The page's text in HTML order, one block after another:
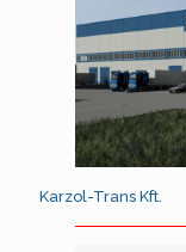
Karzol-Trans Kft.